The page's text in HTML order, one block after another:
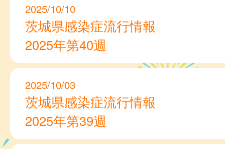
2025/10/10
茨城県感染症流行情報
2025年第40週
2025/10/03
茨城県感染症流行情報
2025年第39週